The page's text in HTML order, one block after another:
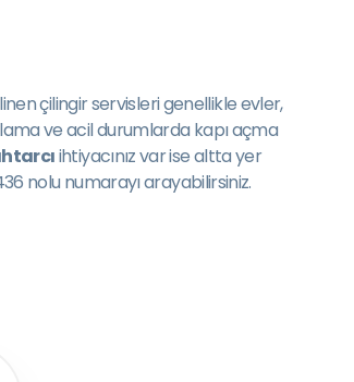
çilingir servisleri genellikle evler,
ve acil durumlarda kapı açma
ihtiyacınız var ise altta yer
nolu numarayı arayabilirsiniz.